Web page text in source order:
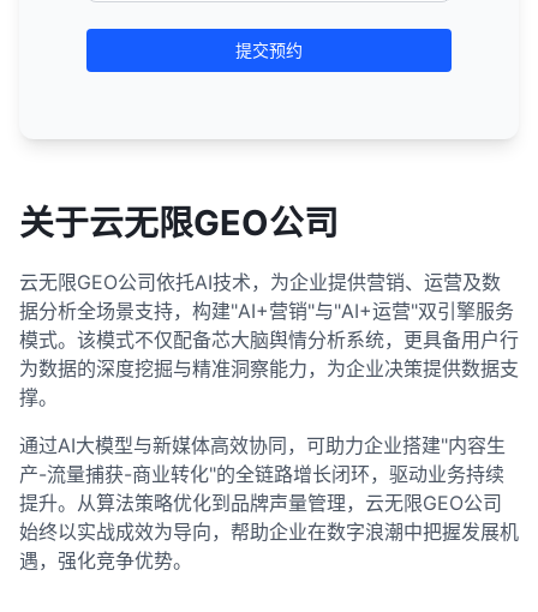
提交预约
关于云无限GEO公司
云无限GEO公司依托AI技术，为企业提供营销、运营及数
据分析全场景支持，构建"AI+营销"与"AI+运营"双引擎服务
模式。该模式不仅配备芯大脑舆情分析系统，更具备用户行
为数据的深度挖掘与精准洞察能力，为企业决策提供数据支
撑。
通过AI大模型与新媒体高效协同，可助力企业搭建"内容生
产-流量捕获-商业转化"的全链路增长闭环，驱动业务持续
提升。从算法策略优化到品牌声量管理，云无限GEO公司
始终以实战成效为导向，帮助企业在数字浪潮中把握发展机
遇，强化竞争优势。